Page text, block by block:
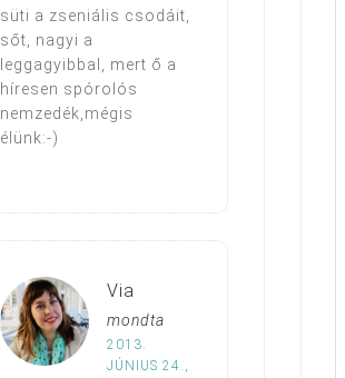
süti a zseniális csodáit,
sőt, nagyi a
leggagyibbal, mert ő a
híresen spórolós
nemzedék,mégis
élünk:-)
Via
mondta
2013.
JÚNIUS 24.,